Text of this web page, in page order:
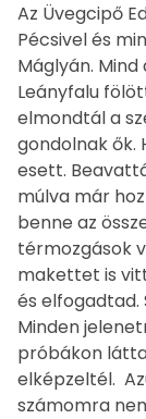
Az Üvegcipő
Pécsivel és
Máglyán.
Leányfalu
elmondtál a
gondolnak ők.
esett.
múlva már
benne az
térmozgások
makettet is
és
Minden
próbákon
elképzeltél.
számomra